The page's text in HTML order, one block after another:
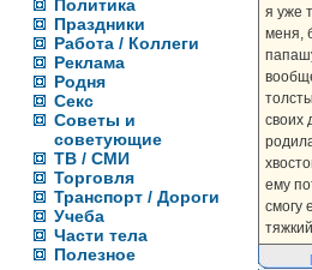
Политика
Праздники
Работа / Коллеги
Реклама
Родня
Секс
Советы и
советующие
ТВ / СМИ
Торговля
Транспорт / Дороги
Учеба
Части тела
Полезное
я уже
меня,
своих
ему
смогу